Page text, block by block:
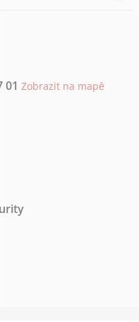
01 Zobrazit na mapě